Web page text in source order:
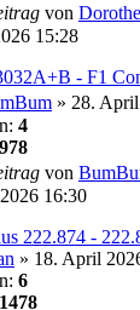
von
15:28
- F1
» 28.
4
978
von
16:30
222.874 -
» 18. April
6
1478